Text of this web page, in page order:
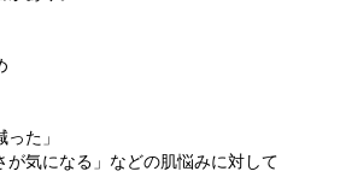
た」
が気になる」などの肌悩みに対して